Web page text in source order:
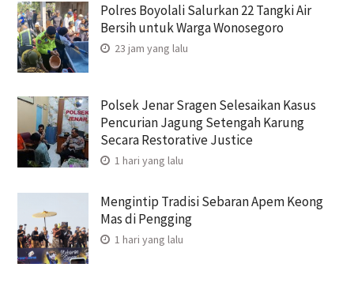
Polres Boyolali Salurkan 22 Tangki Air
Bersih untuk Warga Wonosegoro
23 jam yang lalu
Polsek Jenar Sragen Selesaikan Kasus
Pencurian Jagung Setengah Karung
Secara Restorative Justice
1 hari yang lalu
Mengintip Tradisi Sebaran Apem Keong
Mas di Pengging
1 hari yang lalu